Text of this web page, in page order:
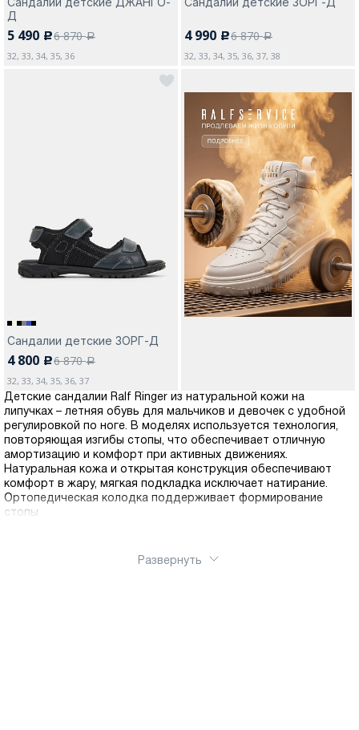
Д
5 490 c6 870a
32, 33, 34, 35, 36
4 990 c6 870a
32, 33, 34, 35, 36, 37, 38
Сандалии детские ЗОРГ-Д
4 800 c6 870a
32, 33, 34, 35, 36, 37
Детские сандалии Ralf Ringer из натуральной кожи на
липучках – летняя обувь для мальчиков и девочек с удобной
регулировкой по ноге. В моделях используется технология,
повторяющая изгибы стопы, что обеспечивает отличную
амортизацию и комфорт при активных движениях.
Натуральная кожа и открытая конструкция обеспечивают
комфорт в жару, мягкая подкладка исключает натирание.
Ортопедическая колодка поддерживает формирование
стопы
Развернуть